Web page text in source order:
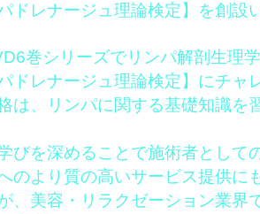
ドレナージュ理論検定】を創設
巻シリーズでリンパ解剖生理学
ドレナージュ理論検定】にチャ
は、リンパに関する基礎知識を
びを深めることで施術者として
のより質の高いサービス提供に
、美容・リラクゼーション業界